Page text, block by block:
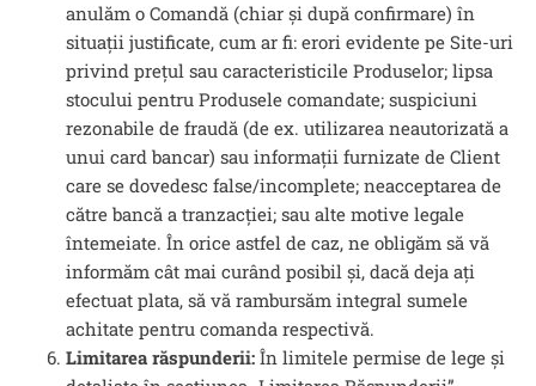
anulăm o Comandă (chiar și după confirmare) în
situații justificate, cum ar fi: erori evidente pe Site-uri
privind prețul sau caracteristicile Produselor; lipsa
stocului pentru Produsele comandate; suspiciuni
rezonabile de fraudă (de ex. utilizarea neautorizată a
unui card bancar) sau informații furnizate de Client
care se dovedesc false/incomplete; neacceptarea de
către bancă a tranzacției; sau alte motive legale
întemeiate. În orice astfel de caz, ne obligăm să vă
informăm cât mai curând posibil și, dacă deja ați
efectuat plata, să vă rambursăm integral sumele
achitate pentru comanda respectivă.
Limitarea răspunderii: În limitele permise de lege și